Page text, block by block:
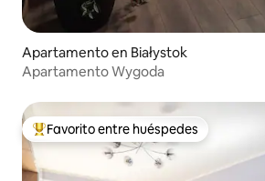
Apartamento en Białystok
Apartamento Wygoda
Favorito entre huéspedes preferido
Favorito entre huéspedes